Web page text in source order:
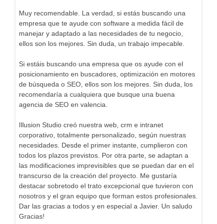
Muy recomendable. La verdad, si estás buscando una
empresa que te ayude con software a medida fácil de
manejar y adaptado a las necesidades de tu negocio,
ellos son los mejores. Sin duda, un trabajo impecable.
Si estáis buscando una empresa que os ayude con el
posicionamiento en buscadores, optimización en motores
de búsqueda o SEO, ellos son los mejores. Sin duda, los
recomendaría a cualquiera que busque una buena
agencia de SEO en valencia.
Illusion Studio creó nuestra web, crm e intranet
corporativo, totalmente personalizado, según nuestras
necesidades. Desde el primer instante, cumplieron con
todos los plazos previstos. Por otra parte, se adaptan a
las modificaciones imprevisibles que se puedan dar en el
transcurso de la creación del proyecto. Me gustaría
destacar sobretodo el trato excepcional que tuvieron con
nosotros y el gran equipo que forman estos profesionales.
Dar las gracias a todos y en especial a Javier. Un saludo
Gracias!